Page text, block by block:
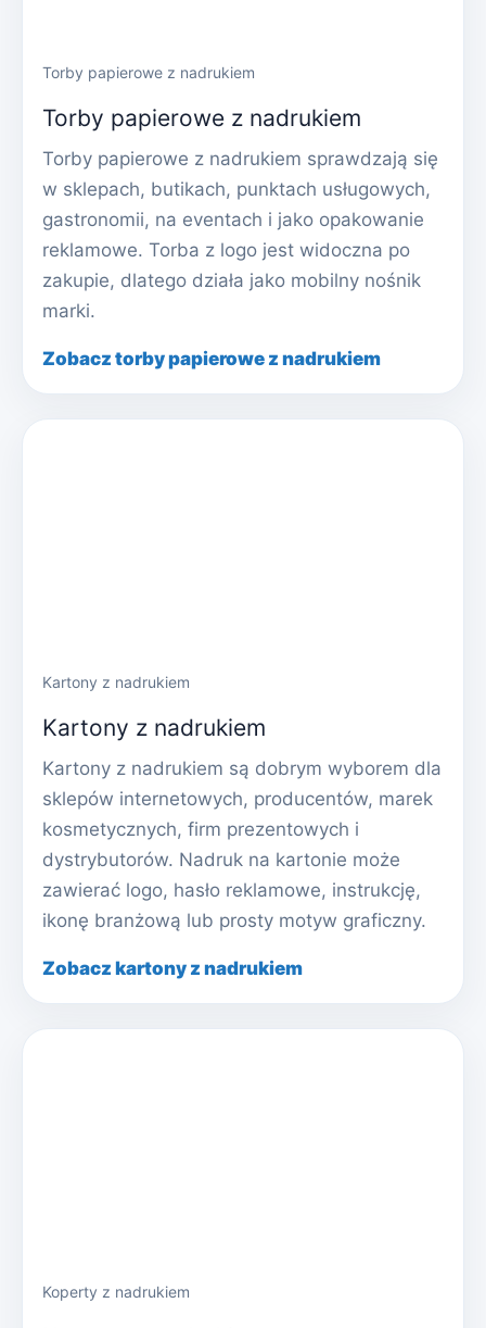
Torby papierowe z nadrukiem
Torby papierowe z nadrukiem
Torby papierowe z nadrukiem sprawdzają się
w sklepach, butikach, punktach usługowych,
gastronomii, na eventach i jako opakowanie
reklamowe. Torba z logo jest widoczna po
zakupie, dlatego działa jako mobilny nośnik
marki.
Zobacz torby papierowe z nadrukiem
Kartony z nadrukiem
Kartony z nadrukiem
Kartony z nadrukiem są dobrym wyborem dla
sklepów internetowych, producentów, marek
kosmetycznych, firm prezentowych i
dystrybutorów. Nadruk na kartonie może
zawierać logo, hasło reklamowe, instrukcję,
ikonę branżową lub prosty motyw graficzny.
Zobacz kartony z nadrukiem
Koperty z nadrukiem